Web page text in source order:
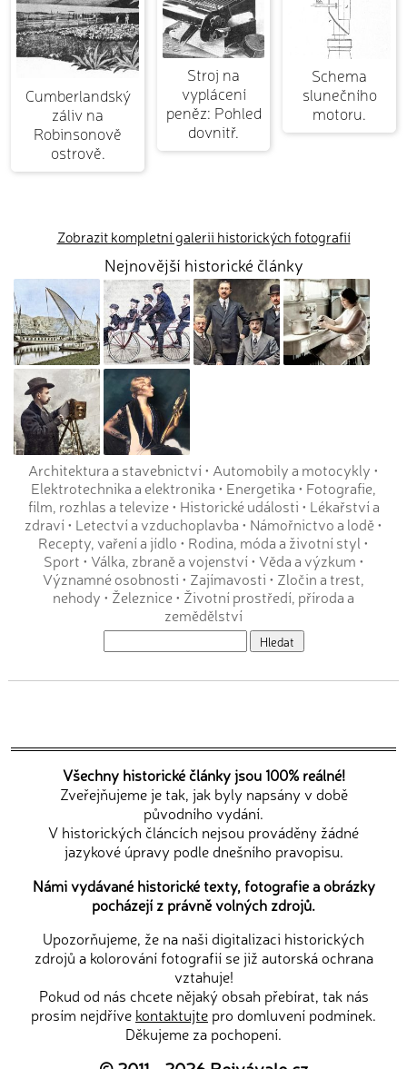
Cumberlandský
záliv na
Robinsonově
ostrově.
Stroj na
vyplácení
peněz: Pohled
dovnitř.
Schema
slunečního
motoru.
Zobrazit kompletní galerii historických fotografií
Nejnovější historické články
Architektura a stavebnictví• Automobily a motocykly •
Elektrotechnika a elektronika • Energetika • Fotografie,
film, rozhlas a televize• Historické události • Lékařství a
zdraví• Letectví a vzduchoplavba • Námořnictvo a lodě•
Recepty, vaření a jídlo • Rodina, móda a životní styl •
Sport • Válka, zbraně a vojenství• Věda a výzkum •
Významné osobnosti • Zajímavosti • Zločin a trest,
nehody • Železnice• Životní prostředí, příroda a
zemědělství
Všechny historické články jsou 100% reálné!
Zveřejňujeme je tak, jak byly napsány v době
původního vydání.
V historických článcích nejsou prováděny žádné
jazykové úpravy podle dnešního pravopisu.
Námi vydávané historické texty, fotografie a obrázky
pocházejí z právně volných zdrojů.
Upozorňujeme, že na naši digitalizaci historických
zdrojů a kolorování fotografií se již autorská ochrana
vztahuje!
Pokud od nás chcete nějaký obsah přebírat, tak nás
prosím nejdříve kontaktujte pro domluvení podmínek.
Děkujeme za pochopení.